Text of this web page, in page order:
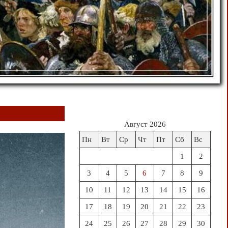
Август 2026
Пн
Вт Ср Чт Пт Сб Вс
1 2
3 4 5 6 7 8 9
10 11 12 13 14 15 16
17 18 19 20 21 22 23
24 25 26 27 28 29 30